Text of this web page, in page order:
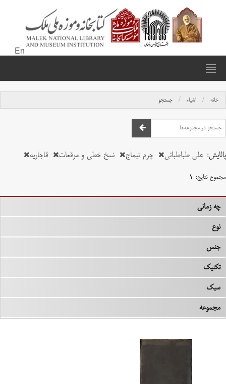
En
خانه اشیاء جستجو
پالایش: علی طباطبائی چرم تیماج نسخ خطی و مرقعات قاجاریه
مجموع نتایج: ۱
چه زمانی
نوع
جنس
تکنیک
سبک
مجموعه